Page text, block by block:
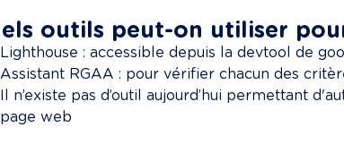
outils peut-on utiliser
Lighthouse : accessible depuis la devtool de
Assistant RGAA : pour vérifier chacun des
Il n’existe pas d’outil aujourd’hui permettant
page web